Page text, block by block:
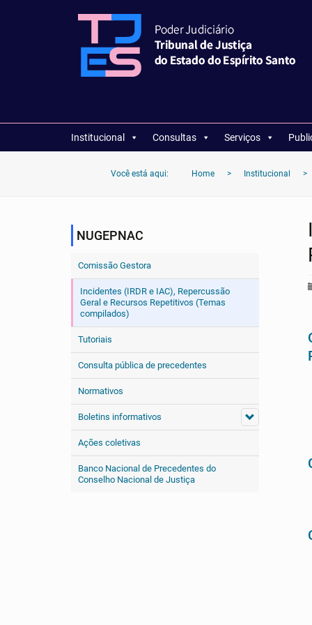
Institucional Consultas Serviços
Você está aqui: Home > Institucional >
NUGEPNAC
Comissão Gestora
Incidentes (IRDR e IAC), Repercussão
Geral e Recursos Repetitivos (Temas
compilados)
Tutoriais
Consulta pública de precedentes
Normativos
Boletins informativos
Ações coletivas
Banco Nacional de Precedentes do
Conselho Nacional de Justiça